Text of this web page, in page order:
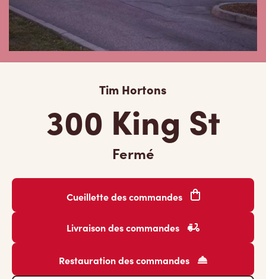
Tim Hortons
300 King St
Fermé
Cueillette des commandes
Livraison des commandes
Restauration des commandes